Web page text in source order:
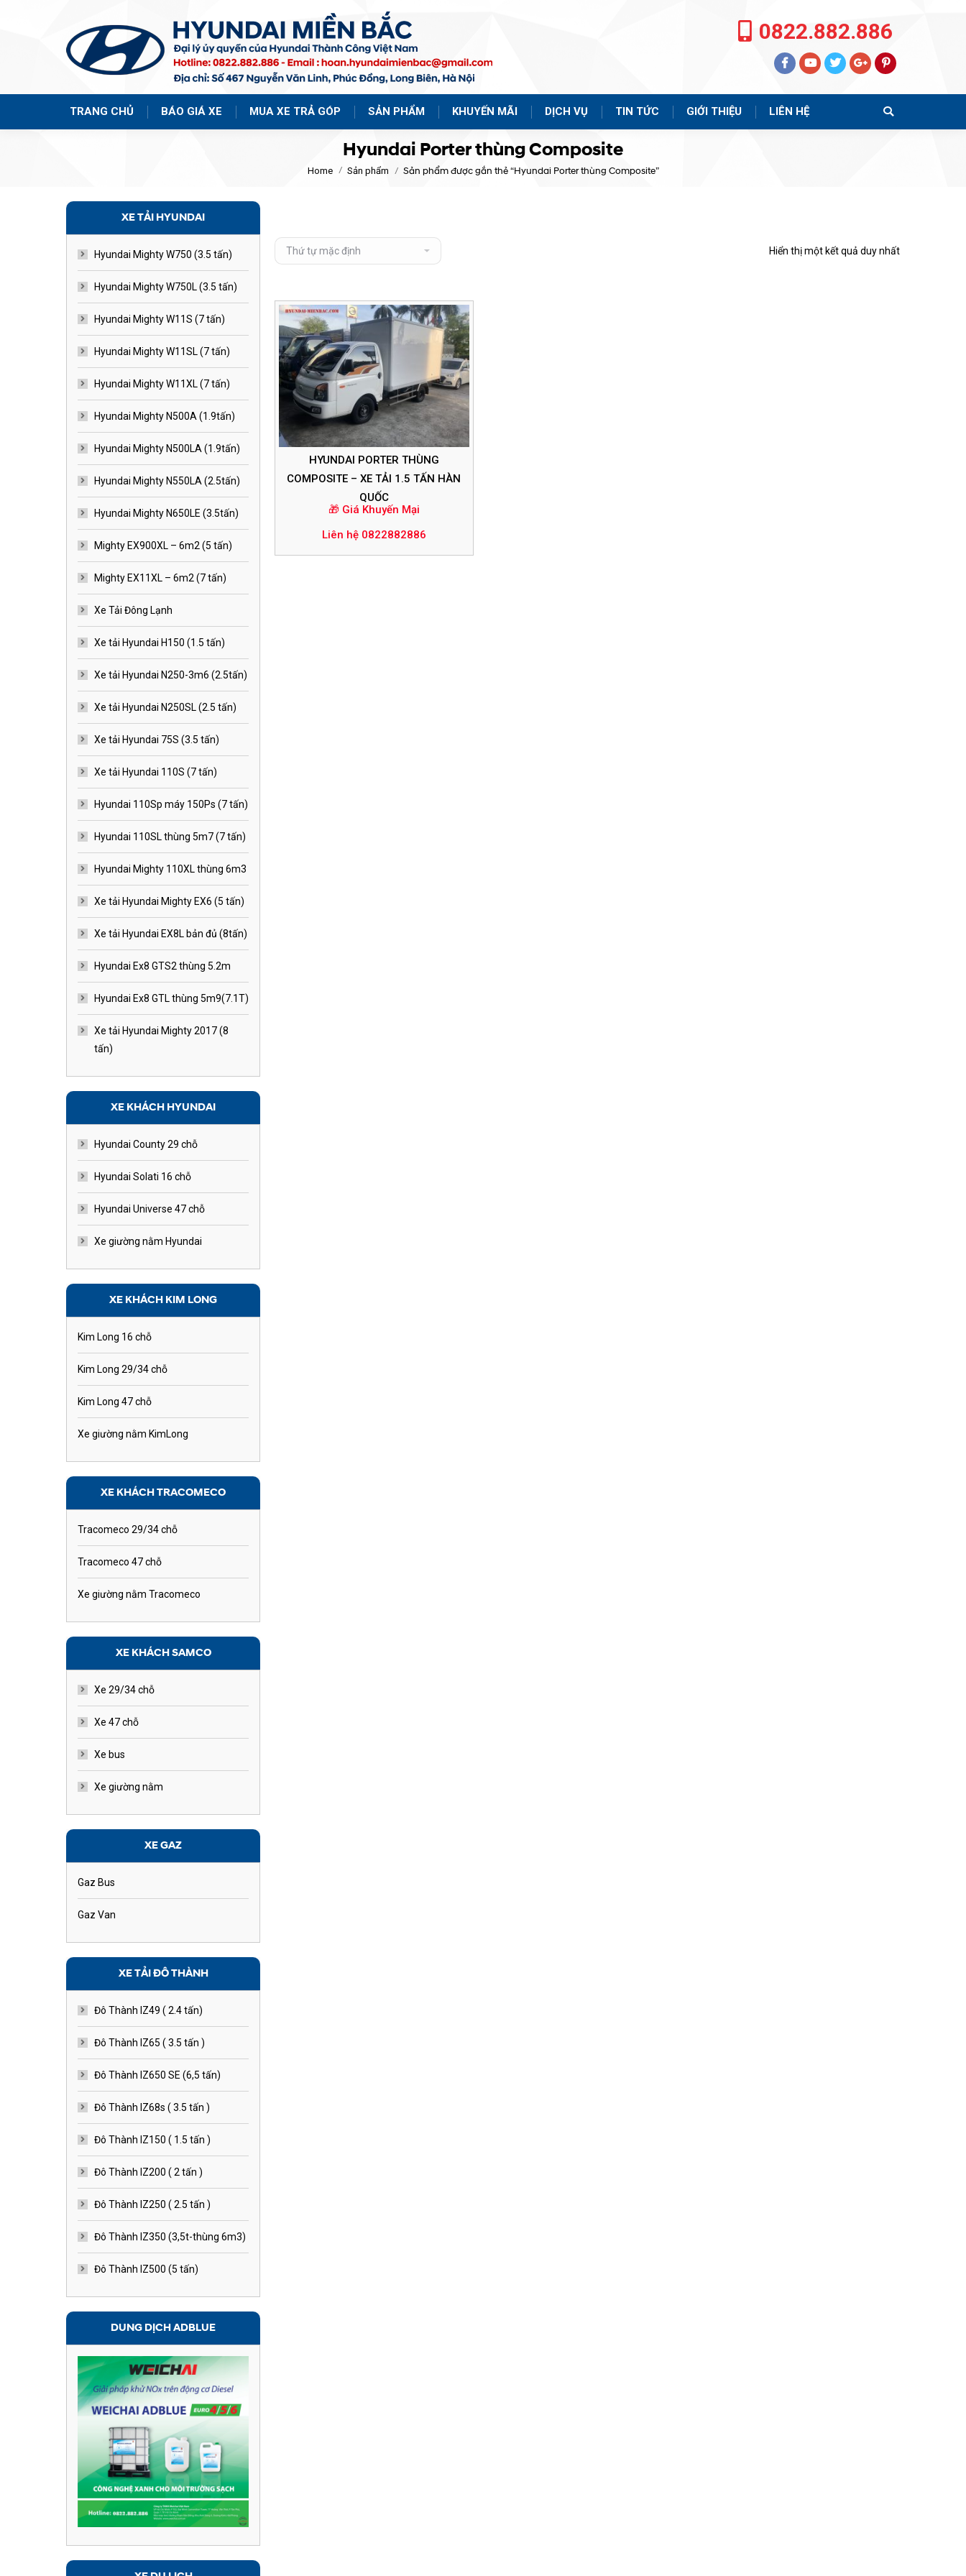
0822.882.886
TRANG CHỦ BÁO GIÁ XE MUA XE TRẢ GÓP SẢN PHẨM KHUYẾN MÃI DỊCH VỤ TIN TỨC GIỚI THIỆU LIÊN HỆ Search:
Hyundai Porter thùng Composite
Home Sản phẩm Sản phẩm được gắn thẻ “Hyundai Porter thùng Composite”
Hiển thị một kết quả duy nhất
HYUNDAI PORTER THÙNG
COMPOSITE – XE TẢI 1.5 TẤN HÀN
QUỐC
🎁 Giá Khuyến Mại
Liên hệ 0822882886
XE TẢI HYUNDAI
Hyundai Mighty W750 (3.5 tấn)
Hyundai Mighty W750L (3.5 tấn)
Hyundai Mighty W11S (7 tấn)
Hyundai Mighty W11SL (7 tấn)
Hyundai Mighty W11XL (7 tấn)
Hyundai Mighty N500A (1.9tấn)
Hyundai Mighty N500LA (1.9tấn)
Hyundai Mighty N550LA (2.5tấn)
Hyundai Mighty N650LE (3.5tấn)
Mighty EX900XL – 6m2 (5 tấn)
Mighty EX11XL – 6m2 (7 tấn)
Xe Tải Đông Lạnh
Xe tải Hyundai H150 (1.5 tấn)
Xe tải Hyundai N250-3m6 (2.5tấn)
Xe tải Hyundai N250SL (2.5 tấn)
Xe tải Hyundai 75S (3.5 tấn)
Xe tải Hyundai 110S (7 tấn)
Hyundai 110Sp máy 150Ps (7 tấn)
Hyundai 110SL thùng 5m7 (7 tấn)
Hyundai Mighty 110XL thùng 6m3
Xe tải Hyundai Mighty EX6 (5 tấn)
Xe tải Hyundai EX8L bản đủ (8tấn)
Hyundai Ex8 GTS2 thùng 5.2m
Hyundai Ex8 GTL thùng 5m9(7.1T)
Xe tải Hyundai Mighty 2017 (8
tấn)
XE KHÁCH HYUNDAI
Hyundai County 29 chỗ
Hyundai Solati 16 chỗ
Hyundai Universe 47 chỗ
Xe giường nằm Hyundai
XE KHÁCH KIM LONG
Kim Long 16 chỗ
Kim Long 29/34 chỗ
Kim Long 47 chỗ
Xe giường nằm KimLong
XE KHÁCH TRACOMECO
Tracomeco 29/34 chỗ
Tracomeco 47 chỗ
Xe giường nằm Tracomeco
XE KHÁCH SAMCO
Xe 29/34 chỗ
Xe 47 chỗ
Xe bus
Xe giường nằm
XE GAZ
Gaz Bus
Gaz Van
XE TẢI ĐÔ THÀNH
Đô Thành IZ49 ( 2.4 tấn)
Đô Thành IZ65 ( 3.5 tấn )
Đô Thành IZ650 SE (6,5 tấn)
Đô Thành IZ68s ( 3.5 tấn )
Đô Thành IZ150 ( 1.5 tấn )
Đô Thành IZ200 ( 2 tấn )
Đô Thành IZ250 ( 2.5 tấn )
Đô Thành IZ350 (3,5t-thùng 6m3)
Đô Thành IZ500 (5 tấn)
DUNG DỊCH ADBLUE